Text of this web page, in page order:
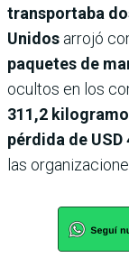
transportaba
Unidos arrojó
paquetes de
ocultos en los
311,2
pérdida de
las